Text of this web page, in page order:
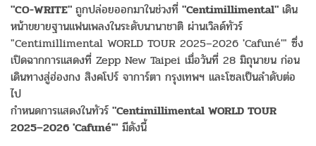
"CO-WRITE" ถูกปล่อยออกมาในช่วงที่ "Centimillimental" เดิน
หน้าขยายฐานแฟนเพลงในระดับนานาชาติ ผ่านเวิลด์ทัวร์
"Centimillimental WORLD TOUR 2025–2026 'Cafuné'" ซึ่ง
เปิดฉากการแสดงที่ Zepp New Taipei เมื่อวันที่ 28 มิถุนายน ก่อน
เดินทางสู่ฮ่องกง สิงคโปร์ จาการ์ตา กรุงเทพฯ และโซลเป็นลำดับต่อ
ไป
กำหนดการแสดงในทัวร์ "Centimillimental WORLD TOUR
2025–2026 'Cafuné'" มีดังนี้